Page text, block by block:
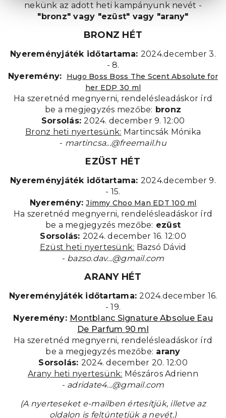
nekünk az adott heti kampányunk nevét -
"bronz" vagy "ezüst" vagy "arany"
BRONZ HÉT
Nyereményjáték időtartama: 2024.december 3.
- 8.
Nyeremény:
Hugo Boss Boss The Scent Absolute for
her EDP 30 ml
Ha szeretnéd megnyerni, rendelésleadáskor írd
be a megjegyzés mezőbe: bronz
Sorsolás:2024. december 9. 12:00
Bronz heti nyertesünk: Martincsák Mónika
- martincsa...@freemail.hu
EZÜST HÉT
Nyereményjáték időtartama: 2024.december 9.
- 15.
Nyeremény:Jimmy Choo Man EDT 100 ml
Ha szeretnéd megnyerni, rendelésleadáskor írd
be a megjegyzés mezőbe: ezüst
Sorsolás: 2024. december 16. 12:00
Ezüst heti nyertesünk: Bazsó Dávid
- bazso.dav...@gmail.com
ARANY HÉT
Nyereményjáték időtartama:2024.december 16.
- 19.
Nyeremény: Montblanc Signature Absolue Eau
De Parfum 90 ml
Ha szeretnéd megnyerni, rendelésleadáskor írd
be a megjegyzés mezőbe: arany
Sorsolás: 2024. december 20. 12:00
Arany heti nyertesünk: Mészáros Adrienn
- adridate4...@gmail.com
(A nyerteseket e-mailben értesítjük, illetve az
oldalon is feltüntetjük a nevét.)